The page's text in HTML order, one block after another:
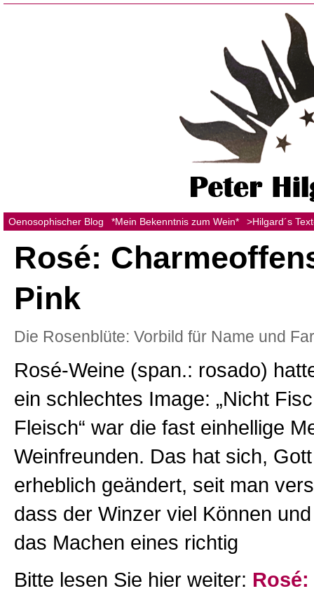
Oenosophischer Blog *Mein Bekenntnis zum Wein* >Hilgard´s
Rosé:
Pink
Die Rosenblüte: Vorbild für Name und
Rosé-Weine (span.: rosado)
ein schlechtes Image: „Nicht
Fleisch“ war die fast einhellige
Weinfreunden. Das hat sich,
erheblich geändert, seit man
dass der Winzer viel Können
das Machen eines richtig
Bitte lesen Sie hier weiter: Rosé: